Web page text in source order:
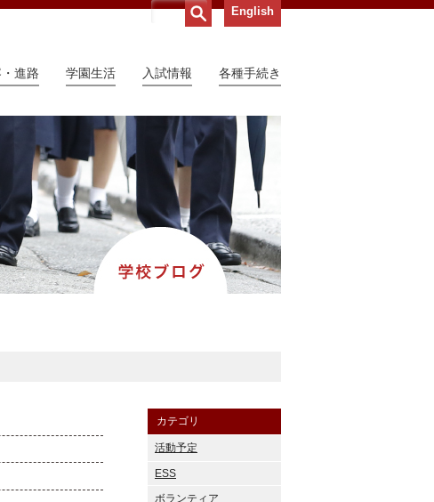
English
進路 学園生活 入試情報 各種手続き
カテゴリ
活動予定
ESS
ボランティア